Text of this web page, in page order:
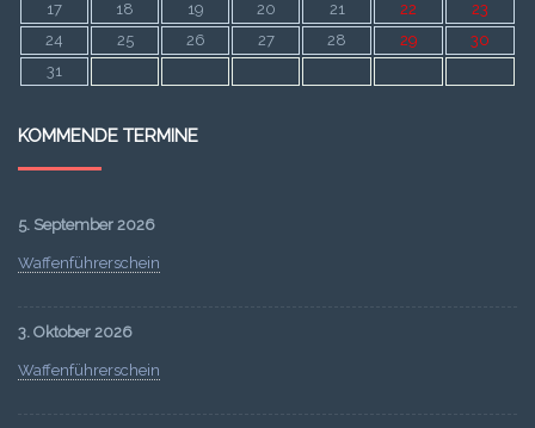
17
18 19 20 21 22
23
24
25 26 27 28 29
30
31
KOMMENDE TERMINE
5. September 2026
Waffenführerschein
3. Oktober 2026
Waffenführerschein